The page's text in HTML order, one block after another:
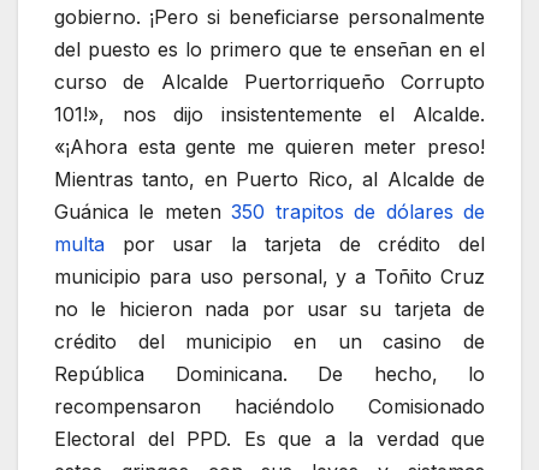
gobierno. ¡Pero si beneficiarse personalmente
del puesto es lo primero que te enseñan en el
curso de Alcalde Puertorriqueño Corrupto
101!», nos dijo insistentemente el Alcalde.
«¡Ahora esta gente me quieren meter preso!
Mientras tanto, en Puerto Rico, al Alcalde de
Guánica le meten350 trapitos de dólares de
multa por usar la tarjeta de crédito del
municipio para uso personal, y a Toñito Cruz
no le hicieron nada por usar su tarjeta de
crédito del municipio en un casino de
República Dominicana. De hecho, lo
recompensaron haciéndolo Comisionado
Electoral del PPD. Es que a la verdad que